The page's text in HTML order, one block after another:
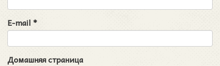
E-mail *
Домашняя страница